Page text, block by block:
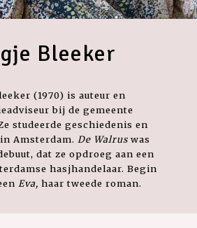
Bleeker
(1970) is auteur en
bij de gemeente
studeerde geschiedenis en
Amsterdam. De Walrus was
dat ze opdroeg aan een
hasjhandelaar. Begin
Eva, haar tweede roman.